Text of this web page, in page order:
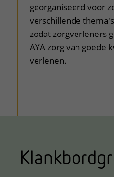
georganiseerd voor
verschillende
zodat zorgverleners
AYA zorg van goede
verlenen.